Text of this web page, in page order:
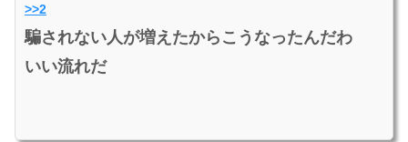
>>2
騙されない人が増えたからこうなったんだわ
いい流れだ